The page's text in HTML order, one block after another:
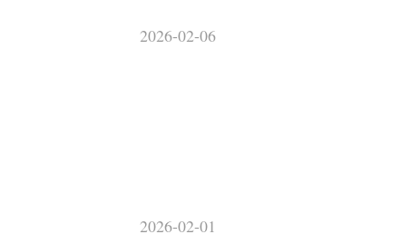
2026-02-06
2026-02-01